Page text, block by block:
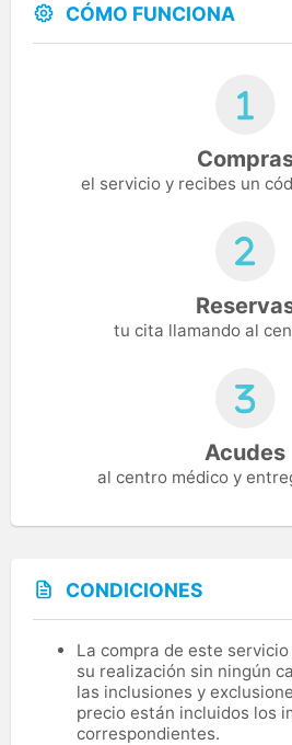
CÓMO FUNCIONA
el servicio y recibes un
tu cita llamando al
Acudes
al centro médico y
CONDICIONES
La compra de este
su realización sin ningún
las inclusiones y
precio están incluidos los
correspondientes.